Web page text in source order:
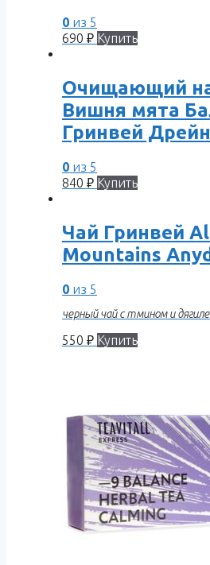
0 из 5
690 ₽ Купить
Очищающий
Вишня мята
Гринвей
0 из 5
840 ₽ Купить
Чай Гринвей
Mountains
0 из 5
черный чай с тмином и
550 ₽ Купить